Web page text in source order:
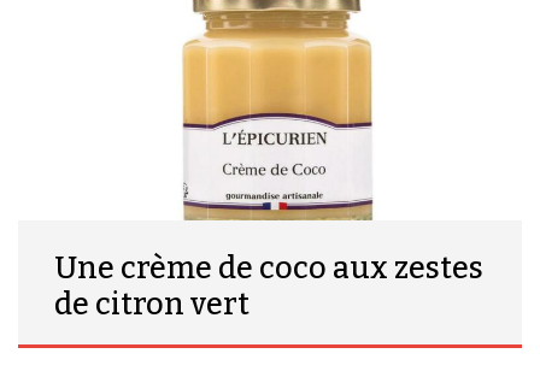
Une crème de coco aux zestes
de citron vert